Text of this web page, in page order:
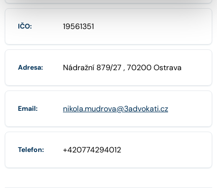
IČO: 19561351
Adresa: Nádražní 879/27 , 70200 Ostrava
Email: nikola.mudrova@3advokati.cz
Telefon: +420774294012